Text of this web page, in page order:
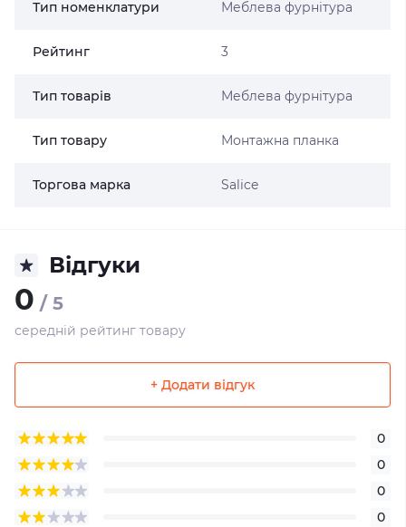
Тип номенклатури Меблева фурнітура
Рейтинг 3
Тип товарів Меблева фурнітура
Тип товару Монтажна планка
Торгова марка Salice
Відгуки
0 / 5
середній рейтинг товару
+ Додати відгук
0
0
0
0